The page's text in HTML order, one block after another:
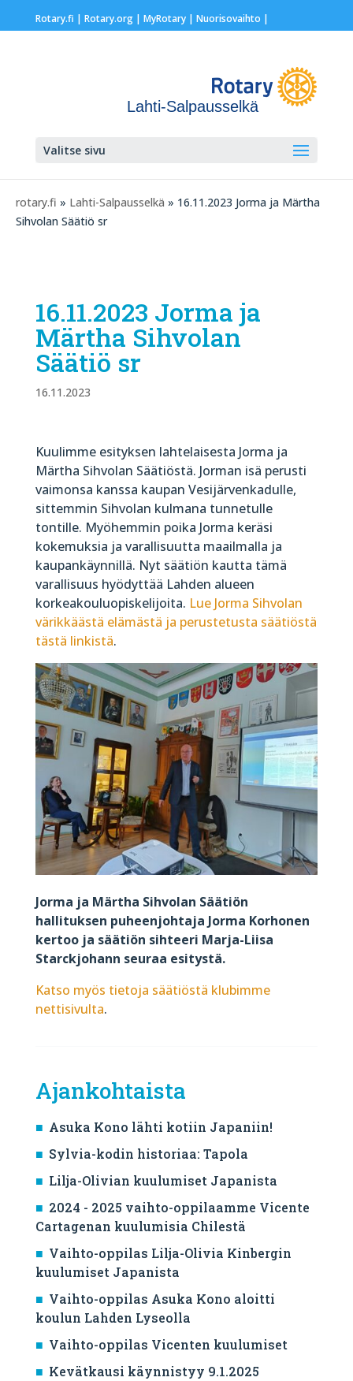
Rotary.fi | Rotary.org| MyRotary | Nuorisovaihto |
Lahti-Salpausselkä
Valitse sivu
rotary.fi » Lahti-Salpausselkä » 16.11.2023 Jorma ja Märtha
Sihvolan Säätiö sr
16.11.2023 Jorma ja
Märtha Sihvolan
Säätiö sr
16.11.2023
Kuulimme esityksen lahtelaisesta Jorma ja
Märtha Sihvolan Säätiöstä. Jorman isä perusti
vaimonsa kanssa kaupan Vesijärvenkadulle,
sittemmin Sihvolan kulmana tunnetulle
tontille. Myöhemmin poika Jorma keräsi
kokemuksia ja varallisuutta maailmalla ja
kaupankäynnillä. Nyt säätiön kautta tämä
varallisuus hyödyttää Lahden alueen
korkeakouluopiskelijoita. Lue Jorma Sihvolan
värikkäästä elämästä ja perustetusta säätiöstä
tästä linkistä.
Jorma ja Märtha Sihvolan Säätiön
hallituksen puheenjohtaja Jorma Korhonen
kertoo ja säätiön sihteeri Marja-Liisa
Starckjohann seuraa esitystä.
Katso myös tietoja säätiöstä klubimme
nettisivulta.
Ajankohtaista
Asuka Kono lähti kotiin Japaniin!
Sylvia-kodin historiaa: Tapola
Lilja-Olivian kuulumiset Japanista
2024 - 2025 vaihto-oppilaamme Vicente
Cartagenan kuulumisia Chilestä
Vaihto-oppilas Lilja-Olivia Kinbergin
kuulumiset Japanista
Vaihto-oppilas Asuka Kono aloitti
koulun Lahden Lyseolla
Vaihto-oppilas Vicenten kuulumiset
Kevätkausi käynnistyy 9.1.2025